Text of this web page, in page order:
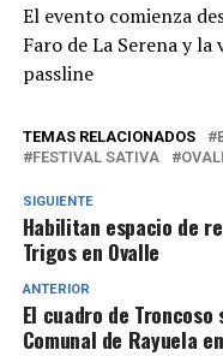
El evento comienza
Faro de La Serena y
passline
TEMAS RELACIONADOS
FESTIVAL SATIVA
SIGUIENTE
Habilitan espacio de
Trigos en Ovalle
ANTERIOR
El cuadro de
Comunal de Rayuela